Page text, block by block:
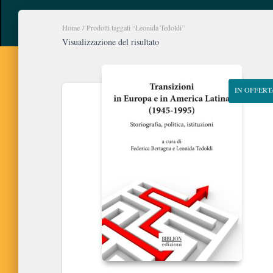
Home / Prodotti taggati “Leonida Tedoldi”
Visualizzazione del risultato
IN